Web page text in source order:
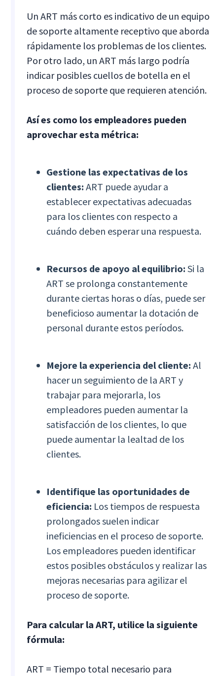
Un ART más corto es indicativo de un equipo
de soporte altamente receptivo que aborda
rápidamente los problemas de los clientes.
Por otro lado, un ART más largo podría
indicar posibles cuellos de botella en el
proceso de soporte que requieren atención.
Así es como los empleadores pueden
aprovechar esta métrica:
Gestione las expectativas de los
clientes:ART puede ayudar a
establecer expectativas adecuadas
para los clientes con respecto a
cuándo deben esperar una respuesta.
Recursos de apoyo al equilibrio: Si la
ART se prolonga constantemente
durante ciertas horas o días, puede ser
beneficioso aumentar la dotación de
personal durante estos períodos.
Mejore la experiencia del cliente:Al
hacer un seguimiento de la ART y
trabajar para mejorarla, los
empleadores pueden aumentar la
satisfacción de los clientes, lo que
puede aumentar la lealtad de los
clientes.
Identifique las oportunidades de
eficiencia: Los tiempos de respuesta
prolongados suelen indicar
ineficiencias en el proceso de soporte.
Los empleadores pueden identificar
estos posibles obstáculos y realizar las
mejoras necesarias para agilizar el
proceso de soporte.
Para calcular la ART, utilice la siguiente
fórmula:
ART = Tiempo total necesario para